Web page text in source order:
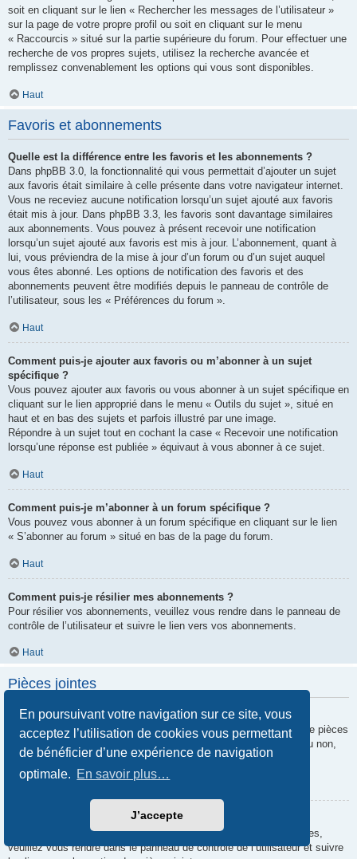
En poursuivant votre navigation sur ce site, vous
acceptez l’utilisation de cookies vous permettant
de bénéficier d’une expérience de navigation
optimale. En savoir plus…
J’accepte
soit en cliquant sur le lien « Rechercher les messages de l’utilisateur »
sur la page de votre propre profil ou soit en cliquant sur le menu
« Raccourcis » situé sur la partie supérieure du forum. Pour effectuer une
recherche de vos propres sujets, utilisez la recherche avancée et
remplissez convenablement les options qui vous sont disponibles.
Haut
Favoris et abonnements
Quelle est la différence entre les favoris et les abonnements ?
Dans phpBB 3.0, la fonctionnalité qui vous permettait d’ajouter un sujet
aux favoris était similaire à celle présente dans votre navigateur internet.
Vous ne receviez aucune notification lorsqu’un sujet ajouté aux favoris
était mis à jour. Dans phpBB 3.3, les favoris sont davantage similaires
aux abonnements. Vous pouvez à présent recevoir une notification
lorsqu’un sujet ajouté aux favoris est mis à jour. L’abonnement, quant à
lui, vous préviendra de la mise à jour d’un forum ou d’un sujet auquel
vous êtes abonné. Les options de notification des favoris et des
abonnements peuvent être modifiés depuis le panneau de contrôle de
l’utilisateur, sous les « Préférences du forum ».
Haut
Comment puis-je ajouter aux favoris ou m’abonner à un sujet
spécifique ?
Vous pouvez ajouter aux favoris ou vous abonner à un sujet spécifique en
cliquant sur le lien approprié dans le menu « Outils du sujet », situé en
haut et en bas des sujets et parfois illustré par une image.
Répondre à un sujet tout en cochant la case « Recevoir une notification
lorsqu’une réponse est publiée » équivaut à vous abonner à ce sujet.
Haut
Comment puis-je m’abonner à un forum spécifique ?
Vous pouvez vous abonner à un forum spécifique en cliquant sur le lien
« S’abonner au forum » situé en bas de la page du forum.
Haut
Comment puis-je résilier mes abonnements ?
Pour résilier vos abonnements, veuillez vous rendre dans le panneau de
contrôle de l’utilisateur et suivre le lien vers vos abonnements.
Haut
Pièces jointes
Quelles pièces jointes sont autorisées sur ce forum ?
Chaque administrateur peut autoriser ou interdire certains types de pièces
jointes. Si vous n’êtes pas certain de savoir ce qui est autorisé ou non,
nous vous invitons à contacter un administrateur du forum.
Comment puis-je retrouver toutes mes pièces jointes ?
Pour retrouver la liste des pièces jointes que vous avez transférées,
veuillez vous rendre dans le panneau de contrôle de l’utilisateur et suivre